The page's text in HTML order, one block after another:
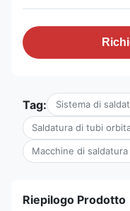
Tag: Sistema di
Saldatura di tubi
Macchine di
Riepilogo Prodotto